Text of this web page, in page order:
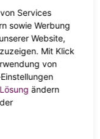
tun willst,
mitder oder dem
um die
verbrennen
dem Boy- oder
der Sieg auf
Services
sowie Werbung
Website,
Mit Klick
von
ändern